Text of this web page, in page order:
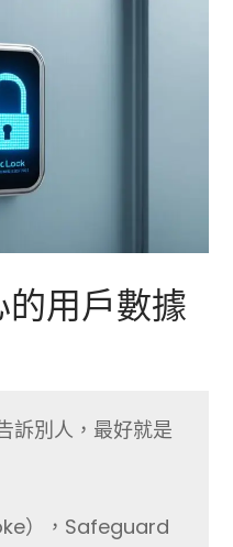
用戶數據
訴別人，最好就是
），Safeguard